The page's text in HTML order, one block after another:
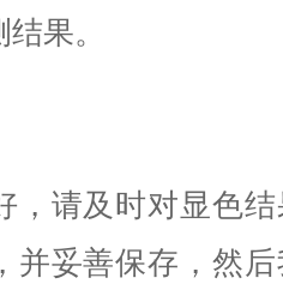
果。
，请及时对显色
并妥善保存，然